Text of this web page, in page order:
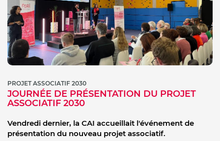
PROJET ASSOCIATIF 2030
JOURNÉE DE PRÉSENTATION DU PROJET
ASSOCIATIF 2030
Vendredi dernier, la CAI accueillait l'événement de
présentation du nouveau projet associatif.